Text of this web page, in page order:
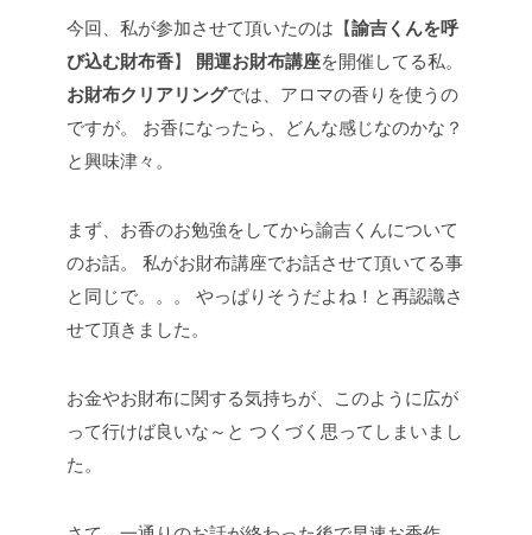
今回、私が参加させて頂いたのは【諭吉くんを呼
び込む財布香】 開運お財布講座を開催してる私。
お財布クリアリングでは、アロマの香りを使うの
ですが。
お香になったら、どんな感じなのかな？
と興味津々。
まず、お香のお勉強をしてから諭吉くんについて
のお話。
私がお財布講座でお話させて頂いてる事
と同じで。。。
やっぱりそうだよね！と再認識さ
せて頂きました。
お金やお財布に関する気持ちが、このように広が
って行けば良いな～と つくづく思ってしまいまし
た。